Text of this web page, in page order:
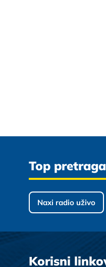
Top
Naxi radio uživo
Korisni